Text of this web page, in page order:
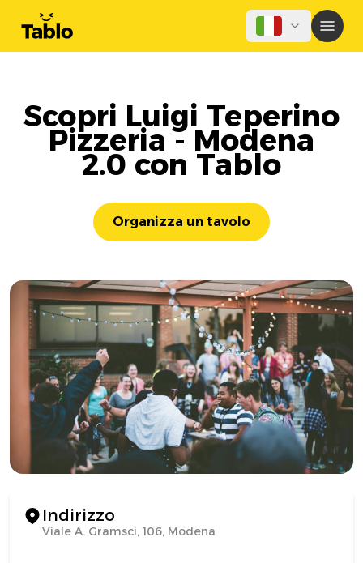
Scopri Luigi Teperino
Pizzeria - Modena
2.0 con Tablo
Organizza un tavolo
Indirizzo
Viale A. Gramsci, 106, Modena